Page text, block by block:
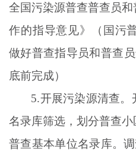
全国污染源普查普查员
作的指导意见》（国污
做好普查指导员和普查
底前完成）
5.开展污染源清查
名录库筛选，划分普查
普查基本单位名录库。